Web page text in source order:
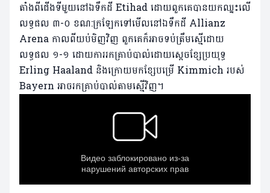
តាំងពីជើងទីមួយនៅឯទឹកដី Etihad ដោយពួកគេបានយកឈ្នះលើ
លទ្ធផល ៣-០ ខណ:ក្រឡែកទៅមើលនៅឯទឹកដី Allianz
Arena កាលពីយប់មិញវិញ ពួកគេក៏អាចទប់ត្រឹមស្មើដោយ
លទ្ធផល ១-១ ដោយការរកគ្រាប់បាល់ដោយស្តេចខ្សែប្រយុទ្ធ
Erling Haaland និងក្រោយមកខ្សែបម្រើ Kimmich របស់
Bayern អាចរកគ្រាប់បាល់តាមស្មើវិញ។